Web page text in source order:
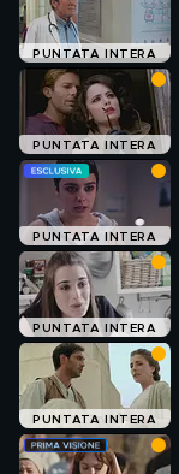
PUNTATA INTERA
PUNTATA INTERA
PUNTATA INTERA
PUNTATA INTERA
PUNTATA INTERA